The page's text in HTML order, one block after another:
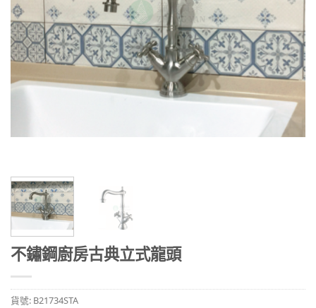
不鏽鋼廚房古典立式龍頭
貨號: B21734STA